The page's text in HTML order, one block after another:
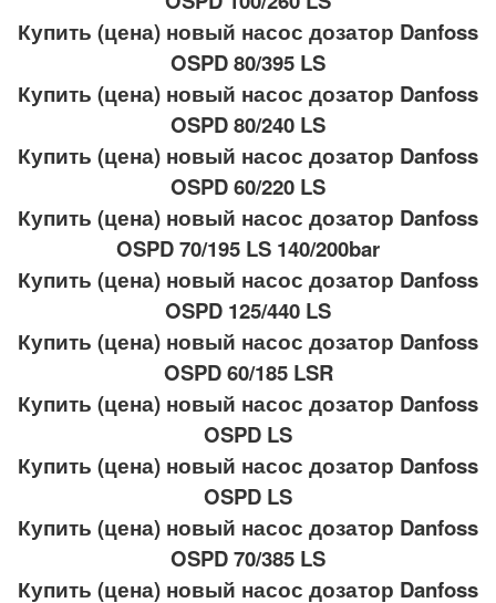
Купить (цена) новый насос дозатор Danfoss
OSPD 80/395 LS
Купить (цена) новый насос дозатор Danfoss
OSPD 80/240 LS
Купить (цена) новый насос дозатор Danfoss
OSPD 60/220 LS
Купить (цена) новый насос дозатор Danfoss
OSPD 70/195 LS 140/200bar
Купить (цена) новый насос дозатор Danfoss
OSPD 125/440 LS
Купить (цена) новый насос дозатор Danfoss
OSPD 60/185 LSR
Купить (цена) новый насос дозатор Danfoss
OSPD LS
Купить (цена) новый насос дозатор Danfoss
OSPD LS
Купить (цена) новый насос дозатор Danfoss
OSPD 70/385 LS
Купить (цена) новый насос дозатор Danfoss